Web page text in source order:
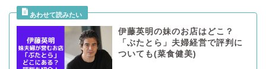
伊藤英明の妹のお店はどこ？
「ぶたとら」夫婦経営で評判に
ついても(菜食健美)